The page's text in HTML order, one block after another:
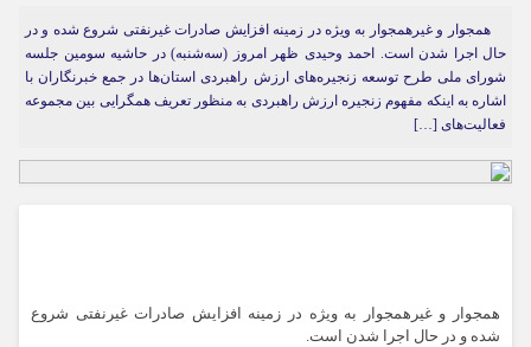
مرا به خاطر بسپار
همجوار و غیرهمجوار به ویژه در زمینه افزایش صادرات غیرنفتی شروع شده و در
حال اجرا شدن است. احمد وحیدی ظهر امروز (سه‌شنبه) در حاشیه سومین جلسه
شورای ملی طرح توسعه زنجیره‌های ارزش راهبردی استان‌ها در جمع خبرنگاران با
اشاره به اینکه مفهوم زنجیره ارزش راهبردی به منظور تعریف همگرایی بین مجموعه
فعالیت‌های […]
همجوار و غیرهمجوار به ویژه در زمینه افزایش صادرات غیرنفتی شروع
شده و در حال اجرا شدن است.